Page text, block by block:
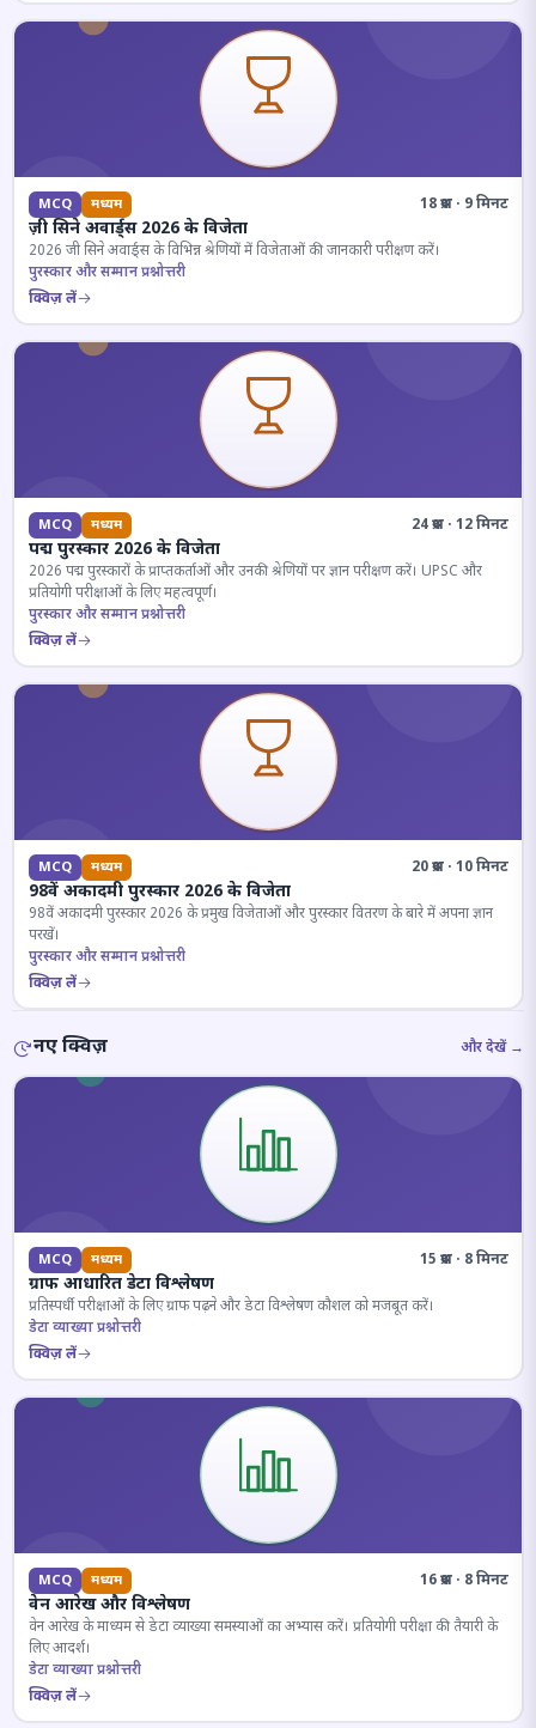
MCQ मध्यम 18 प्रश्न · 9 मिनट
ज़ी सिने अवार्ड्स 2026 के विजेता
2026 जी सिने अवार्ड्स के विभिन्न श्रेणियों में विजेताओं की जानकारी परीक्षण करें।
पुरस्कार और सम्मान प्रश्नोत्तरी
क्विज़ लें
MCQ मध्यम 24 प्रश्न · 12 मिनट
पद्म पुरस्कार 2026 के विजेता
2026 पद्म पुरस्कारों के प्राप्तकर्ताओं और उनकी श्रेणियों पर ज्ञान परीक्षण करें। UPSC और
प्रतियोगी परीक्षाओं के लिए महत्वपूर्ण।
पुरस्कार और सम्मान प्रश्नोत्तरी
क्विज़ लें
MCQ मध्यम 20 प्रश्न · 10 मिनट
98वें अकादमी पुरस्कार 2026 के विजेता
98वें अकादमी पुरस्कार 2026 के प्रमुख विजेताओं और पुरस्कार वितरण के बारे में अपना ज्ञान
परखें।
पुरस्कार और सम्मान प्रश्नोत्तरी
क्विज़ लें
नए क्विज़ और देखें →
MCQ मध्यम 15 प्रश्न · 8 मिनट
ग्राफ आधारित डेटा विश्लेषण
प्रतिस्पर्धी परीक्षाओं के लिए ग्राफ पढ़ने और डेटा विश्लेषण कौशल को मजबूत करें।
डेटा व्याख्या प्रश्नोत्तरी
क्विज़ लें
MCQ मध्यम 16 प्रश्न · 8 मिनट
वेन आरेख और विश्लेषण
वेन आरेख के माध्यम से डेटा व्याख्या समस्याओं का अभ्यास करें। प्रतियोगी परीक्षा की तैयारी के
लिए आदर्श।
डेटा व्याख्या प्रश्नोत्तरी
क्विज़ लें